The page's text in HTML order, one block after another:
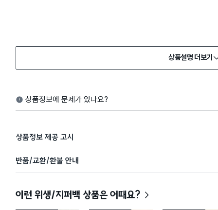
상품설명 더보기
상품정보에 문제가 있나요?
상품정보 제공 고시
반품/교환/환불 안내
이런 위생/지퍼백 상품은 어때요?